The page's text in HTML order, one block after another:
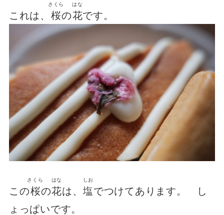
これは、 桜
さくら
の花
はな
です。
この桜
さくら
の花
はな
は、 塩
しお
でつけてあります。 し
ょっぱいです。